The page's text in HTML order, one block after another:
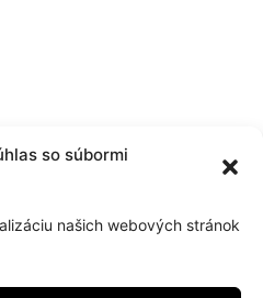
so súbormi
našich webových stránok